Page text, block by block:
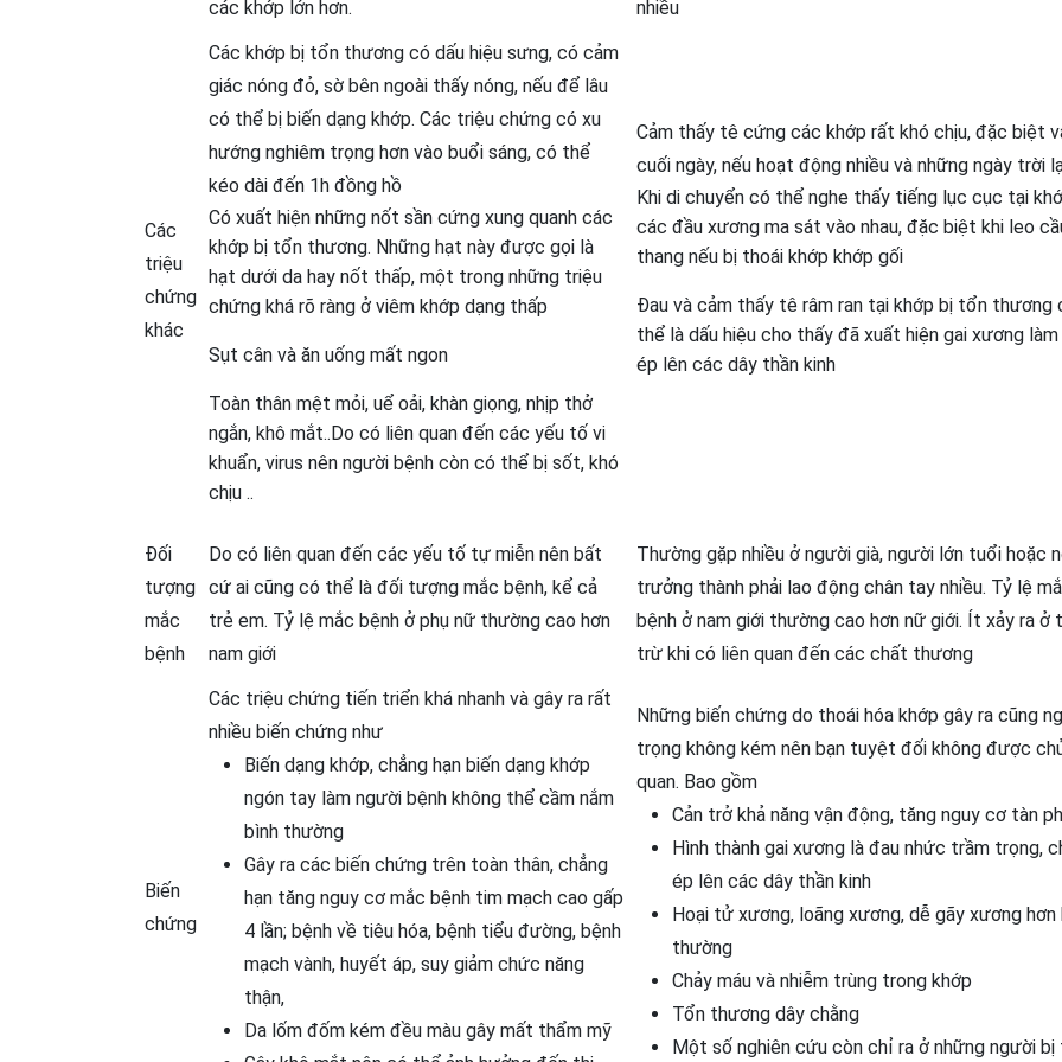
các khớp lớn hơn.
nhiều
Các
triệu
chứng
khác
Các khớp bị tổn thương có dấu hiệu sưng, có cảm
giác nóng đỏ, sờ bên ngoài thấy nóng, nếu để lâu
có thể bị biến dạng khớp. Các triệu chứng có xu
hướng nghiêm trọng hơn vào buổi sáng, có thể
kéo dài đến 1h đồng hồ
Có xuất hiện những nốt sần cứng xung quanh các
khớp bị tổn thương. Những hạt này được gọi là
hạt dưới da hay nốt thấp, một trong những triệu
chứng khá rõ ràng ở viêm khớp dạng thấp
Sụt cân và ăn uống mất ngon
Toàn thân mệt mỏi, uể oải, khàn giọng, nhịp thở
ngắn, khô mắt..Do có liên quan đến các yếu tố vi
khuẩn, virus nên người bệnh còn có thể bị sốt, khó
chịu ..
Cảm thấy tê cứng các khớp rất khó chịu, đặc biệt
cuối ngày, nếu hoạt động nhiều và những ngày trời
Khi di chuyển có thể nghe thấy tiếng lục cục tại
các đầu xương ma sát vào nhau, đặc biệt khi leo
thang nếu bị thoái khớp khớp gối
Đau và cảm thấy tê râm ran tại khớp bị tổn thương
thể là dấu hiệu cho thấy đã xuất hiện gai xương
ép lên các dây thần kinh
Đối
tượng
mắc
bệnh
Do có liên quan đến các yếu tố tự miễn nên bất
cứ ai cũng có thể là đối tượng mắc bệnh, kể cả
trẻ em. Tỷ lệ mắc bệnh ở phụ nữ thường cao hơn
nam giới
Thường gặp nhiều ở người già, người lớn tuổi hoặc
trưởng thành phải lao động chân tay nhiều. Tỷ lệ
bệnh ở nam giới thường cao hơn nữ giới. Ít xảy ra ở
trừ khi có liên quan đến các chất thương
Biến
chứng
Các triệu chứng tiến triển khá nhanh và gây ra rất
nhiều biến chứng như
Biến dạng khớp, chẳng hạn biến dạng khớp
ngón tay làm người bệnh không thể cầm nắm
bình thường
Gây ra các biến chứng trên toàn thân, chẳng
hạn tăng nguy cơ mắc bệnh tim mạch cao gấp
4 lần; bệnh về tiêu hóa, bệnh tiểu đường, bệnh
mạch vành, huyết áp, suy giảm chức năng
thận,
Da lốm đốm kém đều màu gây mất thẩm mỹ
Những biến chứng do thoái hóa khớp gây ra cũng
trọng không kém nên bạn tuyệt đối không được
quan. Bao gồm
Cản trở khả năng vận động, tăng nguy cơ tàn
Hình thành gai xương là đau nhức trầm trọng,
ép lên các dây thần kinh
Hoại tử xương, loãng xương, dễ gãy xương hơn
thường
Chảy máu và nhiễm trùng trong khớp
Tổn thương dây chằng
Một số nghiên cứu còn chỉ ra ở những người bị